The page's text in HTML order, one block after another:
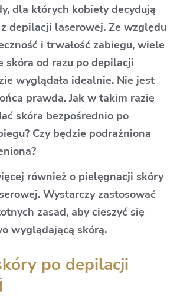
dla których kobiety decydują
depilacji laserowej. Ze względu
i trwałość zabiegu, wiele
skóra od razu po depilacji
wyglądała idealnie. Nie jest
prawda. Jak w takim razie
skóra bezpośrednio po
Czy będzie podrażniona
również o pielęgnacji skóry
Wystarczy zastosować
zasad, aby cieszyć się
wyglądającą skórą.
po depilacji